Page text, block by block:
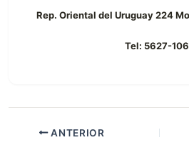
Rep. Oriental del Uruguay 224
Tel: 5627-
ANTERIOR